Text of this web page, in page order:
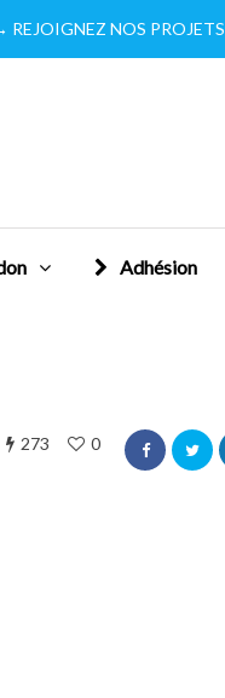
REJOIGNEZ NOS PROJETS
Adhésion
273 0